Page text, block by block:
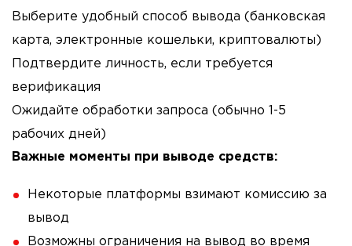
Выберите удобный способ вывода (банковская
карта, электронные кошельки, криптовалюты)
Подтвердите личность, если требуется
верификация
Ожидайте обработки запроса (обычно 1-5
рабочих дней)
Важные моменты при выводе средств:
Некоторые платформы взимают комиссию за
вывод
Возможны ограничения на вывод во время